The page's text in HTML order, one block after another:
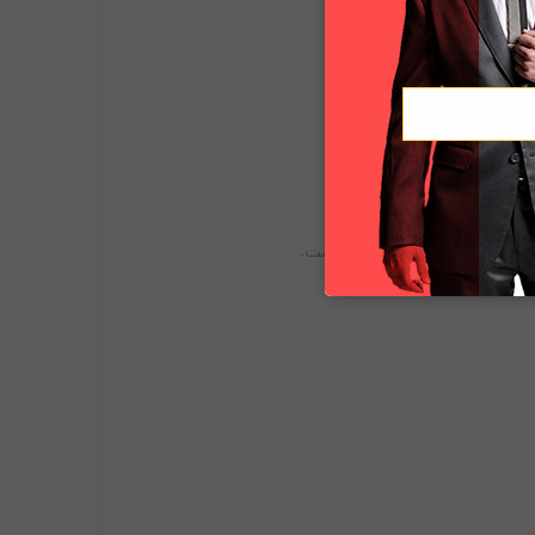
و فیلم کنار هم الزامی است.